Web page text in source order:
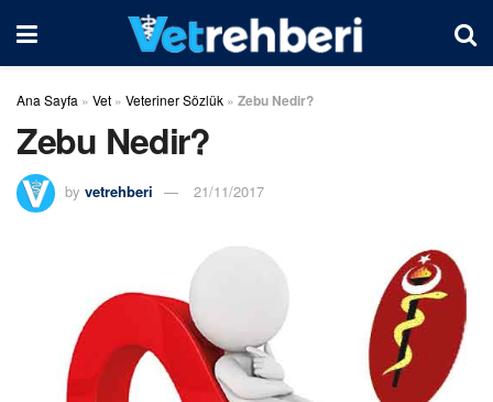
Ana Sayfa » Vet » Veteriner Sözlük » Zebu Nedir?
Zebu Nedir?
by vetrehberi 21/11/2017